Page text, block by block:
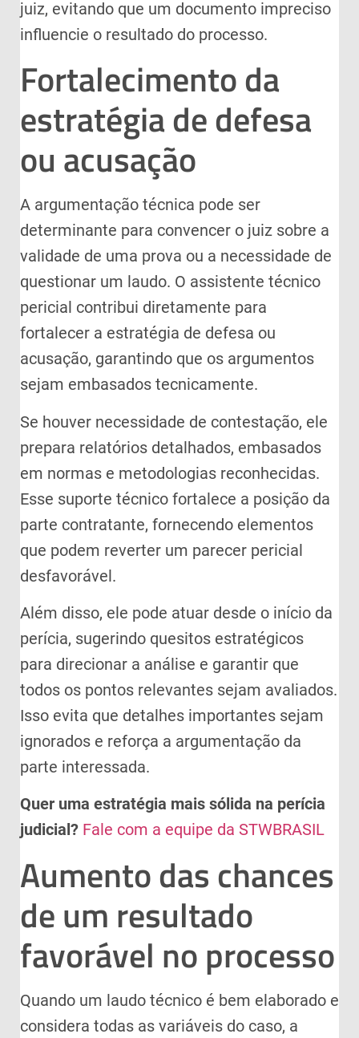
juiz, evitando que um documento impreciso
influencie o resultado do processo.
Fortalecimento da
estratégia de defesa
ou acusação
A argumentação técnica pode ser
determinante para convencer o juiz sobre a
validade de uma prova ou a necessidade de
questionar um laudo. O assistente técnico
pericial contribui diretamente para
fortalecer a estratégia de defesa ou
acusação, garantindo que os argumentos
sejam embasados tecnicamente.
Se houver necessidade de contestação, ele
prepara relatórios detalhados, embasados
em normas e metodologias reconhecidas.
Esse suporte técnico fortalece a posição da
parte contratante, fornecendo elementos
que podem reverter um parecer pericial
desfavorável.
Além disso, ele pode atuar desde o início da
perícia, sugerindo quesitos estratégicos
para direcionar a análise e garantir que
todos os pontos relevantes sejam avaliados.
Isso evita que detalhes importantes sejam
ignorados e reforça a argumentação da
parte interessada.
Quer uma estratégia mais sólida na perícia
judicial? Fale com a equipe da STWBRASIL
Aumento das chances
de um resultado
favorável no processo
Quando um laudo técnico é bem elaborado e
considera todas as variáveis do caso, a